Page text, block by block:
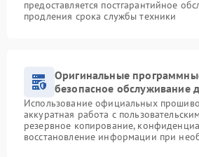
предоставляется постгарантийное
продления срока службы техники
Оригинальные
безопасное обслуживание
Использование официальных
аккуратная работа с
резервное копирование,
восстановление информации при